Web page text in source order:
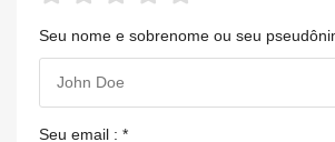
Seu nome e sobrenome ou seu
Seu email : *